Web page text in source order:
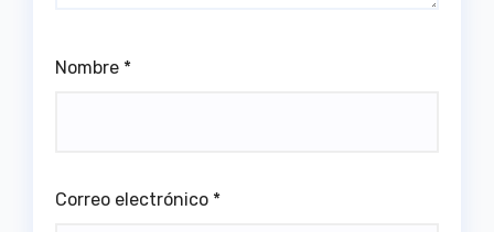
Nombre *
Correo electrónico *